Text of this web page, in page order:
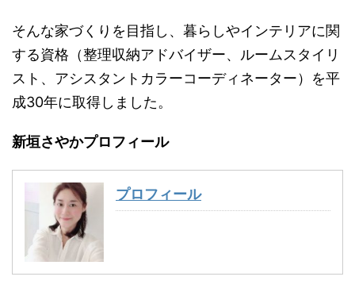
そんな家づくりを目指し、暮らしやインテリアに関
する資格（整理収納アドバイザー、ルームスタイリ
スト、アシスタントカラーコーディネーター）を平
成30年に取得しました。
新垣さやかプロフィール
プロフィール